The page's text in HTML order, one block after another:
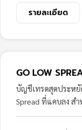
รายละเอียด
GO LOW
บัญชีเทรดสุดประห
Spread ที่แคบลง ส